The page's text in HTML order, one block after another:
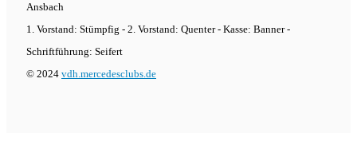
Ansbach
1. Vorstand: Stümpfig - 2. Vorstand: Quenter - Kasse: Banner -
Schriftführung: Seifert
© 2024 vdh.mercedesclubs.de